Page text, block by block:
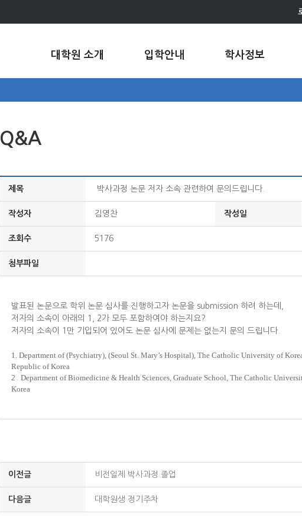
대학원 소개 입학안내 학사정보
Q&A
제목 박사과정 논문 저자 소속 관련하여 문의드립니다.
작성자 김영찬 작성일
조회수 5176
첨부파일
발표된 논문으로 학위 논문 심사를 진행하고자 논문을 submission 하려 하는데,
저자의 소속이 아래의 1, 2가 모두 포함하여야 하는지요?
저자의 소속이 1만 기입되어 있어도 논문 심사에 문제는 없는지 문의 드립니다.
1. Department of (Psychiatry), (Seoul St. Mary’s Hospital), The Catholic University of
Republic of Korea
2. Department of Biomedicine & Health Sciences, Graduate School, The Catholic
Korea
이전글 비전일제 박사과정 졸업
다음글 대학원생 정기주차